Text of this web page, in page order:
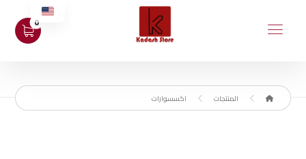
المنتجات اكسسوارات